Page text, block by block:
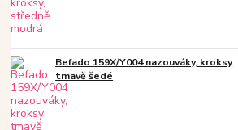
Befado 159X/Y004 nazouváky, kroksy
tmavě šedé